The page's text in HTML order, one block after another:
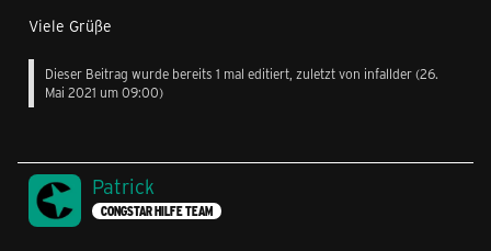
Viele Grüße
Dieser Beitrag wurde bereits 1 mal editiert, zuletzt von infallder (26.
Mai 2021 um 09:00)
Patrick
CONGSTAR HILFE TEAM